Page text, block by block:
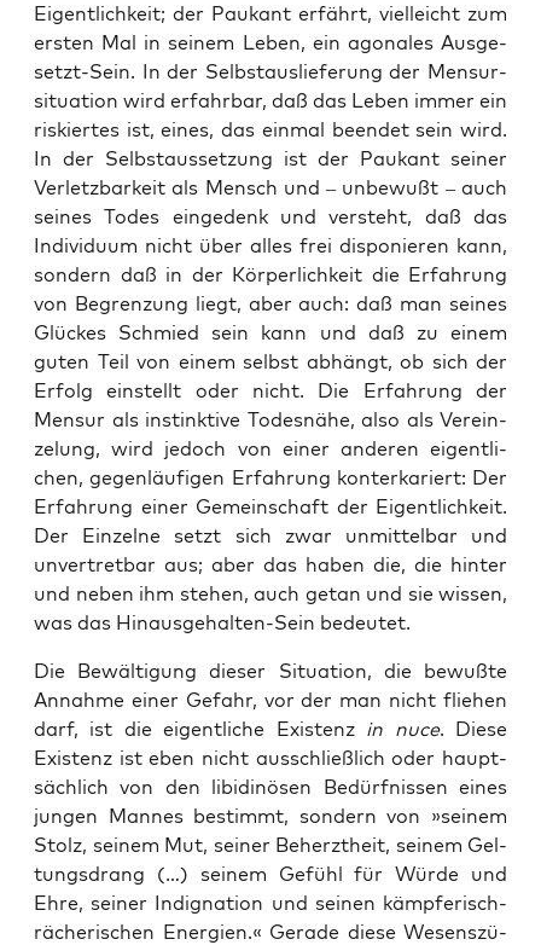
Eigent­lich­keit; der Pau­kant erfährt, viel­leicht zum
ers­ten Mal in sei­nem Leben, ein ago­na­les Aus­ge­
setzt-Sein. In der Selbst­aus­lie­fe­rung der Men­sur­
si­tua­ti­on wird erfahr­bar, daß das Leben immer ein
ris­kier­tes ist, eines, das ein­mal been­det sein wird.
In der Selbst­aus­set­zung ist der Pau­kant sei­ner
Ver­letz­bar­keit als Mensch und – unbe­wußt – auch
sei­nes Todes ein­ge­denk und ver­steht, daß das
Indi­vi­du­um nicht über alles frei dis­po­nie­ren kann,
son­dern daß in der Kör­per­lich­keit die Erfah­rung
von Begren­zung liegt, aber auch: daß man sei­nes
Glü­ckes Schmied sein kann und daß zu einem
guten Teil von einem selbst abhängt, ob sich der
Erfolg ein­stellt oder nicht. Die Erfah­rung der
Men­sur als instink­ti­ve Todes­nä­he, also als Ver­ein­
ze­lung, wird jedoch von einer ande­ren eigent­li­
chen, gegen­läu­fi­gen Erfah­rung kon­ter­ka­riert: Der
Erfah­rung einer Gemein­schaft der Eigent­lich­keit.
Der Ein­zel­ne setzt sich zwar unmit­tel­bar und
unver­tret­bar aus; aber das haben die, die hin­ter
und neben ihm ste­hen, auch getan und sie wis­sen,
was das Hin­aus­ge­hal­ten-Sein bedeutet.
Die Bewäl­ti­gung die­ser Situa­ti­on, die bewuß­te
Annah­me einer Gefahr, vor der man nicht flie­hen
darf, ist die eigent­li­che Exis­tenz in nuce. Die­se
Exis­tenz ist eben nicht aus­schließ­lich oder haupt­
säch­lich von den libi­di­nö­sen Bedürf­nis­sen eines
jun­gen Man­nes bestimmt, son­dern von »sei­nem
Stolz, sei­nem Mut, sei­ner Beherzt­heit, sei­nem Gel­
tungs­drang (…) sei­nem Gefühl für Wür­de und
Ehre, sei­ner Indi­gna­ti­on und sei­nen kämp­fe­risch-
räche­ri­schen Ener­gien.« Gera­de die­se Wesens­zü­